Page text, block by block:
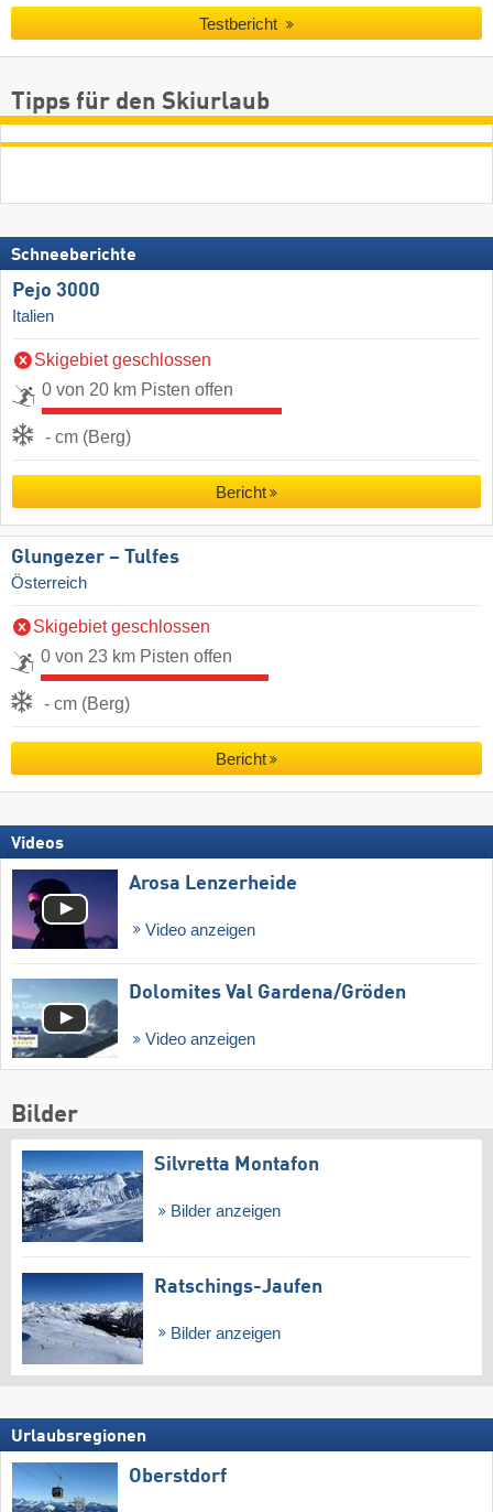
Testbericht
Tipps für den Skiurlaub
Schneeberichte
Pejo 3000
Italien
Skigebiet geschlossen
0 von 20 km Pisten offen
- cm (Berg)
Bericht
Glungezer – Tulfes
Österreich
Skigebiet geschlossen
0 von 23 km Pisten offen
- cm (Berg)
Bericht
Videos
Arosa Lenzerheide
Video anzeigen
Dolomites Val Gardena/​Gröden
Video anzeigen
Bilder
Silvretta Montafon
Bilder anzeigen
Ratschings-Jaufen
Bilder anzeigen
Urlaubsregionen
Oberstdorf